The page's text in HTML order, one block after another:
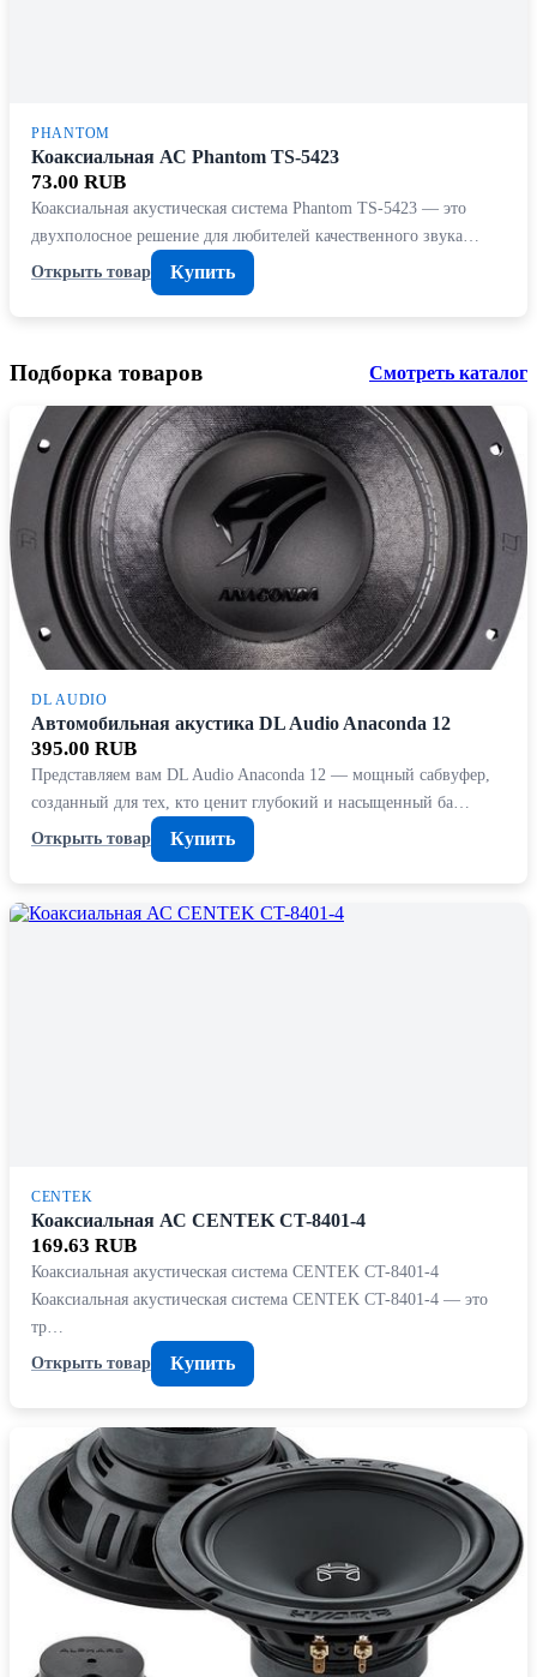
PHANTOM
Коаксиальная АС Phantom TS-5423
73.00 RUB
Коаксиальная акустическая система Phantom TS-5423 — это
двухполосное решение для любителей качественного звука…
Открыть товар
Купить
Подборка товаров Смотреть каталог
DL AUDIO
Автомобильная акустика DL Audio Anaconda 12
395.00 RUB
Представляем вам DL Audio Anaconda 12 — мощный сабвуфер,
созданный для тех, кто ценит глубокий и насыщенный ба…
Открыть товар
Купить
CENTEK
Коаксиальная АС CENTEK CT-8401-4
169.63 RUB
Коаксиальная акустическая система CENTEK CT-8401-4
Коаксиальная акустическая система CENTEK CT-8401-4 — это
тр…
Открыть товар
Купить